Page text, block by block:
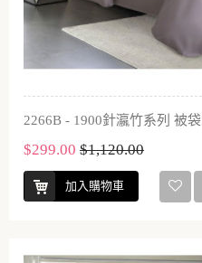
2266B - 1900針瀛竹系列 被袋
$299.00 $1,120.00
加入購物車